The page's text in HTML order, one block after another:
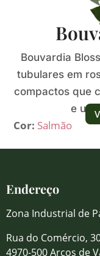
Bouvardia
tubulares em
compactos que
e
Cor: Salmão
Endereço
Zona Industrial de
Rua do Comércio,
4970-500 Arcos de